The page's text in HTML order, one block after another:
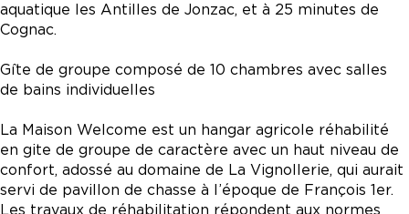
aquatique les Antilles de Jonzac, et à 25 minutes de
Cognac.
Gîte de groupe composé de 10 chambres avec salles
de bains individuelles
La Maison Welcome est un hangar agricole réhabilité
en gite de groupe de caractère avec un haut niveau de
confort, adossé au domaine de La Vignollerie, qui aurait
servi de pavillon de chasse à l’époque de François 1er.
Les travaux de réhabilitation répondent aux normes